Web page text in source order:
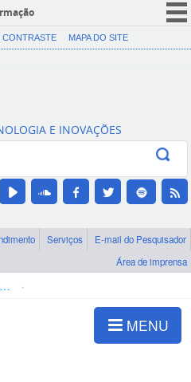
CORONAVÍRUS (COVID-19)
Canais
CONTRASTE MAPA DO SITE
E INOVAÇÕES
Serviços
E-mail do Pesquisador
Área de imprensa
Bolsas e Auxílios Vigentes
MENU